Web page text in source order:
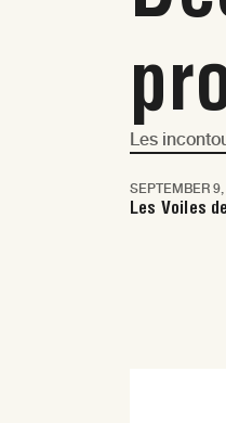
Les
Saint-
SEPTEMBER
Les Voiles